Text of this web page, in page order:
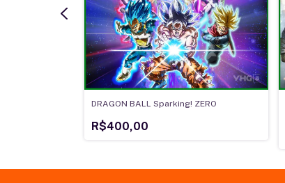
DRAGON BALL Sparking! ZERO
R$400,00